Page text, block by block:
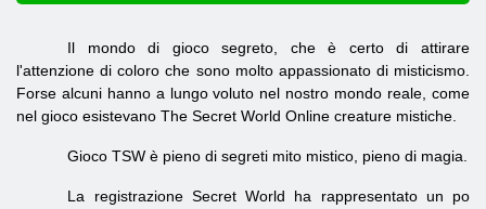
Il mondo di gioco segreto, che è certo di attirare
l'attenzione di coloro che sono molto appassionato di misticismo.
Forse alcuni hanno a lungo voluto nel nostro mondo reale, come
nel gioco esistevano The Secret World Online creature mistiche.
Gioco TSW è pieno di segreti mito mistico, pieno di magia.
La registrazione Secret World ha rappresentato un po